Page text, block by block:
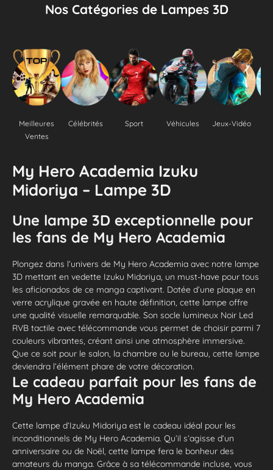
Nos Catégories de Lampes 3D
Meilleures
Ventes
Célébrités Sport Véhicules Jeux-Vidéo
My Hero Academia Izuku
Midoriya – Lampe 3D
Une lampe 3D exceptionnelle pour
les fans de My Hero Academia
Plongez dans l’univers de My Hero Academia avec notre lampe
3D mettant en vedette Izuku Midoriya, un must-have pour tous
les aficionados de ce manga captivant. Dotée d’une plaque en
verre acrylique gravée en haute définition, cette lampe offre
une qualité visuelle remarquable. Son socle lumineux Noir Led
RVB tactile avec télécommande vous permet de choisir parmi 7
couleurs vibrantes, créant ainsi une atmosphère immersive.
Que ce soit pour le salon, la chambre ou le bureau, cette lampe
deviendra l’élément phare de votre décoration.
Le cadeau parfait pour les fans de
My Hero Academia
Cette lampe d’Izuku Midoriya est le cadeau idéal pour les
inconditionnels de My Hero Academia. Qu’il s’agisse d’un
anniversaire ou de Noël, cette lampe fera le bonheur des
amateurs du manga. Grâce à sa télécommande incluse, vous